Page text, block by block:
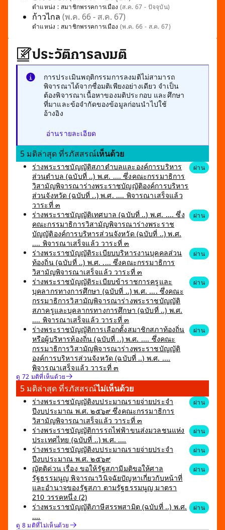
ตำแหน่ง : สมาชิกพรรคการเมือง(ส.ค. 67 - ปัจจุบัน)
ก้าวไกล (พ.ค. 66 - ส.ค. 67)
ตำแหน่ง : สมาชิกพรรคการเมือง(พ.ค. 66 - ส.ค. 67)
ประวัติการลงมติ
การประเมินพฤติกรรมการลงมติไม่สามารถ
พิจารณาได้จากชื่อมติเพียงอย่างเดียว จำเป็น
ต้องพิจารณาเนื้อหาของมติประกอบ และศึกษา
ที่มาและข้อจำกัดของข้อมูลก่อนนำไปใช้
อ้างอิง
อ่านรายละเอียด
5 มติล่าสุด ที่รภัสสรณ์เห็นด้วย
ร่างพระราชบัญญัติสภาตำบลและองค์การบริหาร
ส่วนตำบล (ฉบับที่ ..) พ.ศ. .... ซึ่งคณะกรรมาธิการ
วิสามัญพิจารณาร่างพระราชบัญญัติองค์การบริหาร
ส่วนจังหวัด (ฉบับที่ ..) พ.ศ. .... พิจารณาเสร็จแล้ว
วาระที่ ๓
ผ่าน
ร่างพระราชบัญญัติเทศบาล (ฉบับที่ ..) พ.ศ. .... ซึ่ง
คณะกรรมาธิการวิสามัญพิจารณาร่างพระราช
บัญญัติองค์การบริหารส่วนจังหวัด (ฉบับที่ ..) พ.ศ.
.... พิจารณาเสร็จแล้ว วาระที่ ๓
ผ่าน
ร่างพระราชบัญญัติระเบียบบริหารงานบุคคลส่วน
ท้องถิ่น (ฉบับที่ ..) พ.ศ. .... ซึ่งคณะกรรมาธิการ
วิสามัญพิจารณาเสร็จแล้ว วาระที่ ๓
ผ่าน
ร่างพระราชบัญญัติระเบียบข้าราชการครูและ
บุคลากรทางการศึกษา (ฉบับที่ ..) พ.ศ. .... ซึ่งคณะ
กรรมาธิการวิสามัญพิจารณาร่างพระราชบัญญัติ
สภาครูและบุคลากรทางการศึกษา (ฉบับที่ ..) พ.ศ.
.... พิจารณาเสร็จแล้ว วาระที่ ๓
ผ่าน
ร่างพระราชบัญญัติการเลือกตั้งสมาชิกสภาท้องถิ่น
หรือผู้บริหารท้องถิ่น (ฉบับที่ ..) พ.ศ. .... ซึ่งคณะ
กรรมาธิการวิสามัญพิจารณาร่างพระราชบัญญัติ
องค์การบริหารส่วนจังหวัด (ฉบับที่ ..) พ.ศ. ....
พิจารณาเสร็จแล้ว วาระที่ ๓
ผ่าน
ดู 72 มติที่เห็นด้วย
5 มติล่าสุด ที่รภัสสรณ์ไม่เห็นด้วย
ร่างพระราชบัญญัติงบประมาณรายจ่ายประจำ
ปีงบประมาณ พ.ศ. ๒๕๖๙ ซึ่งคณะกรรมาธิการ
วิสามัญพิจารณาเสร็จแล้ว วาระที่ ๓
ผ่าน
ร่างพระราชบัญญัติการรถไฟฟ้าขนส่งมวลชนแห่ง
ประเทศไทย (ฉบับที่ ..) พ.ศ. ....
ผ่าน
ร่างพระราชบัญญัติงบประมาณรายจ่ายประจำ
ปีงบประมาณ พ.ศ. ๒๕๖๙
ผ่าน
ญัตติด่วน เรื่อง ขอให้รัฐสภามีมติขอให้ศาล
รัฐธรรมนูญ พิจารณาวินิจฉัยปัญหาเกี่ยวกับหน้าที่
และอำนาจของรัฐสภา ตามรัฐธรรมนูญ มาตรา
210 วรรคหนึ่ง (2)
ผ่าน
ร่างพระราชบัญญัติภาษีสรรพสามิต (ฉบับที่ ..) พ.ศ.
....
ผ่าน
ดู 8 มติที่ไม่เห็นด้วย